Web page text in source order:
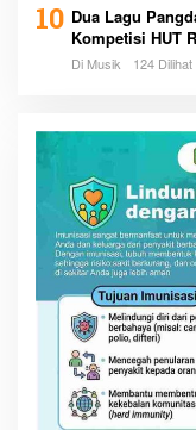
10 Dua Lagu
Kompetisi HUT
Di Musik 124 Dilihat